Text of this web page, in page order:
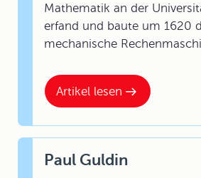
Artikel lesen
Mathematik an der
erfand und baute um 1620
mechanische
Paul Guldin